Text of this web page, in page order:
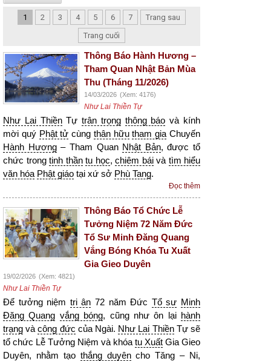
1 2 3 4 5 6 7
Trang sau
Trang cuối
Thông Báo Hành Hương –
Tham Quan Nhật Bản Mùa
Thu (Tháng 11/2026)
14/03/2026 (Xem: 4176)
Như Lai Thiền Tự
Như Lai ThiềnTựtrân trọng thông báo và kính
mời quý Phật tử cùng thân hữu tham gia Chuyến
Hành Hương– Tham Quan Nhật Bản, được tổ
chức trong tinh thần tu học, chiêm báivà tìm hiểu
văn hóa Phật giáo tại xứ sở Phù Tang.
Đọc thêm
Thông Báo Tổ Chức Lễ
Tưởng Niệm 72 Năm Đức
Tổ Sư Minh Đăng Quang
Vắng Bóng Khóa Tu Xuất
Gia Gieo Duyên
19/02/2026 (Xem: 4821)
Như Lai Thiền Tự
Để tưởng niệm tri ân 72 năm Đức Tổ sư Minh
Đăng Quang vắng bóng, cũng như ôn lại hành
trạng vàcông đức của Ngài. Như Lai ThiềnTự sẽ
tổ chức Lễ Tưởng Niệm và khóa tu Xuất Gia Gieo
Duyên, nhằm tạo thắng duyêncho Tăng – Ni,